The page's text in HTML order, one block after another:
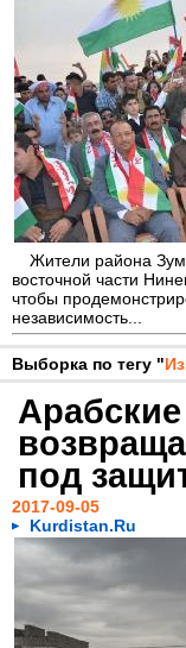
Жители района
восточной части
чтобы
независимость...
Выборка по тегу "
под
2017-09-05
Kurdistan.Ru